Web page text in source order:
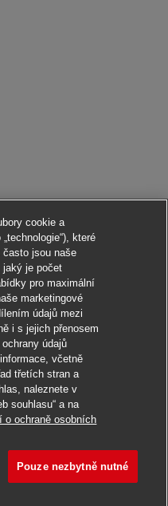
se
záložek Postbote für Pakete
cookie a
které
jsou naše
jaký je počet
pro maximální
marketingové
údajů mezi
i s jejich přenosem
údajů
včetně
třetích stran a
naleznete v
souhlasu“ a na
o ochraně osobních
Pouze nezbytně nutné